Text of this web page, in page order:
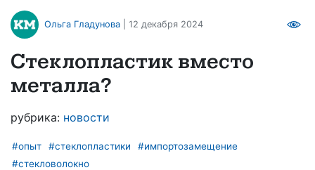
Ольга Гладунова | 12 декабря 2024
Стеклопластик вместо
металла?
рубрика: новости
#опыт #стеклопластики
#импортозамещение
#стекловолокно